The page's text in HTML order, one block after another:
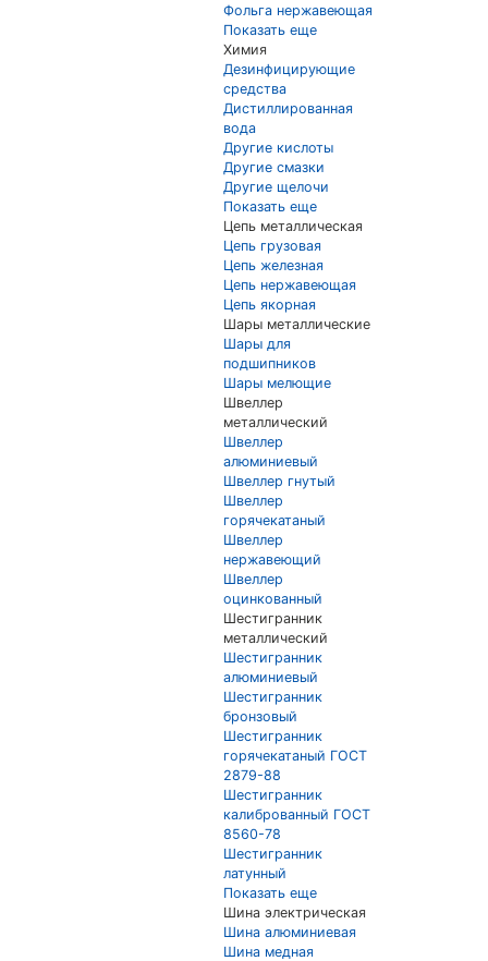
Фольга нержавеющая
Показать еще
Химия
Дезинфицирующие
средства
Дистиллированная
вода
Другие кислоты
Другие смазки
Другие щелочи
Показать еще
Цепь металлическая
Цепь грузовая
Цепь железная
Цепь нержавеющая
Цепь якорная
Шары металлические
Шары для
подшипников
Шары мелющие
Швеллер
металлический
Швеллер
алюминиевый
Швеллер гнутый
Швеллер
горячекатаный
Швеллер
нержавеющий
Швеллер
оцинкованный
Шестигранник
металлический
Шестигранник
алюминиевый
Шестигранник
бронзовый
Шестигранник
горячекатаный ГОСТ
2879-88
Шестигранник
калиброванный ГОСТ
8560-78
Шестигранник
латунный
Показать еще
Шина электрическая
Шина алюминиевая
Шина медная